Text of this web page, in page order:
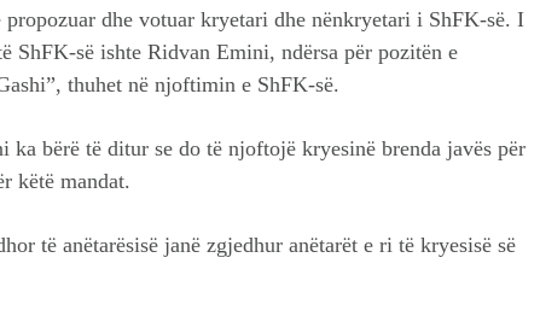
dhe votuar kryetari dhe nënkryetari i ShFK-së. I
ShFK-së ishte Ridvan Emini, ndërsa për pozitën e
thuhet në njoftimin e ShFK-së.
bërë të ditur se do të njoftojë kryesinë brenda javës për
këtë mandat.
të anëtarësisë janë zgjedhur anëtarët e ri të kryesisë së